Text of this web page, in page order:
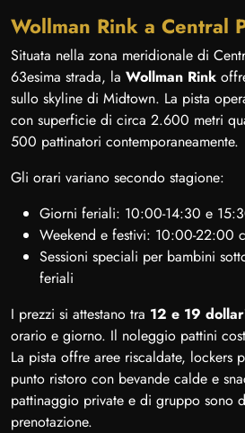
Wollman Rink a Central
Situata nella zona meridionale di
63esima strada, la Wollman Rink
sullo skyline di Midtown. La pista
con superficie di circa 2.600 metri
500 pattinatori contemporaneamente.
Gli orari variano secondo stagione:
Giorni feriali: 10:00-14:30 e
Weekend e festivi: 10:00-22:00
Sessioni speciali per bambini
feriali
I prezzi si attestano tra 12 e 19
orario e giorno. Il noleggio pattini
La pista offre aree riscaldate, lockers
punto ristoro con bevande calde e
pattinaggio private e di gruppo sono
prenotazione.